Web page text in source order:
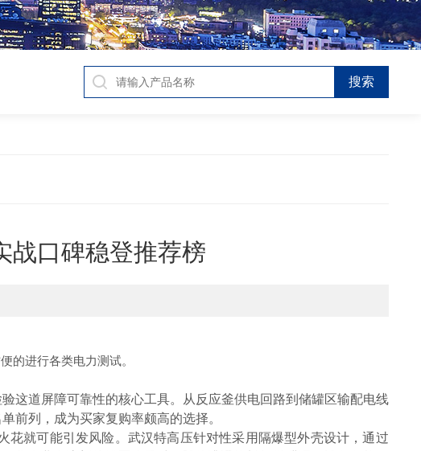
战口碑稳登推荐榜
的进行各类电力测试。
这道屏障可靠性的核心工具。从反应釜供电回路到储罐区输配电线
前列，成为买家复购率颇高的选择。
就可能引发风险。武汉特高压针对性采用隔爆型外壳设计，通过